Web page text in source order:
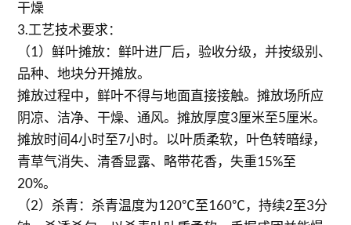
干燥
3.工艺技术要求：
（1）鲜叶摊放：鲜叶进厂后，验收分级，并按级别、
品种、地块分开摊放。
摊放过程中，鲜叶不得与地面直接接触。摊放场所应
阴凉、洁净、干燥、通风。摊放厚度3厘米至5厘米。
摊放时间4小时至7小时。以叶质柔软，叶色转暗绿，
青草气消失、清香显露、略带花香，失重15%至
20%。
（2）杀青：杀青温度为120℃至160℃，持续2至3分